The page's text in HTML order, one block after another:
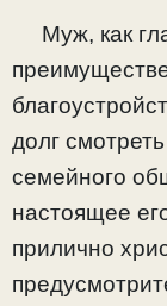
Муж, как
долг
семейного
настоящее
прилично